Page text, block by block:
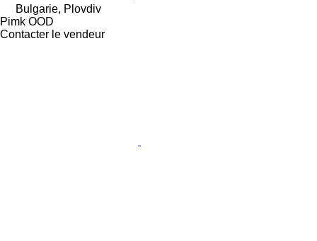
Bulgarie, Plovdiv
Pimk OOD
Contacter le vendeur